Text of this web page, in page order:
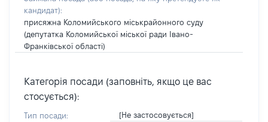
кандидат):
присяжна Коломийського міськрайонного суду
(депутатка Коломийської міської ради Івано-
Франківської області)
Категорія посади (заповніть, якщо це вас
стосується):
Тип посади: [Не застосовується]